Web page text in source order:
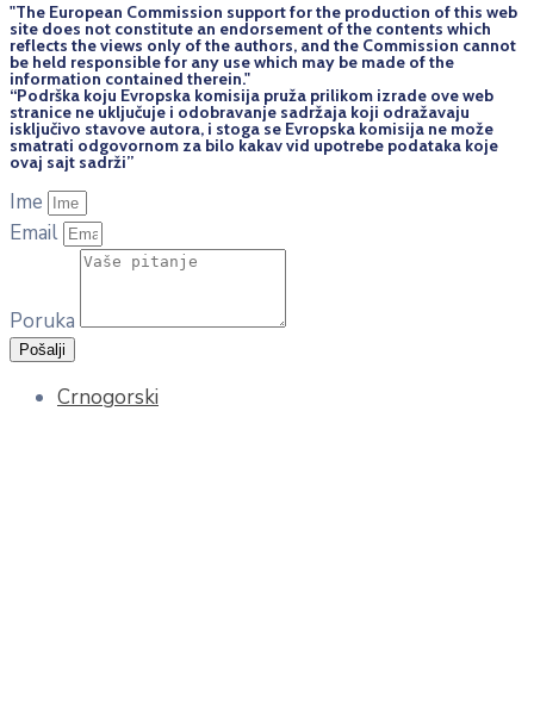
"The European Commission support for the production of this web
site does not constitute an endorsement of the contents which
reflects the views only of the authors, and the Commission cannot
be held responsi­ble for any use which may be made of the
information contained therein."
“Podrška koju Evropska komisija pruža prilikom izrade ove web
stranice ne uključuje i odobravanje sadržaja koji odražavaju
isključivo stavove autora, i stoga se Evropska komisija ne može
smatrati odgovornom za bilo kakav vid upotrebe podataka koje
ovaj sajt sadrži”
Ime
Email
Poruka
Pošalji
Crnogorski